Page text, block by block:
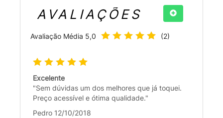
AVALIAÇÕES
Avaliação Média 5,0 (2)
Excelente
"Sem dúvidas um dos melhores que já toquei.
Preço acessível e ótima qualidade."
Pedro 12/10/2018